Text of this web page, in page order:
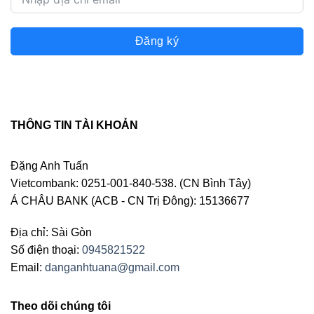
Đăng ký
THÔNG TIN TÀI KHOẢN
Đặng Anh Tuấn
Vietcombank: 0251-001-840-538. (CN Bình Tây)
Á CHÂU BANK (ACB - CN Trị Đông): 15136677
Địa chỉ: Sài Gòn
Số điện thoại: 0945821522
Email: danganhtuana@gmail.com
Theo dõi chúng tôi